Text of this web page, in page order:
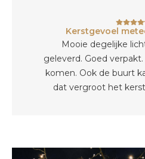
Kerstgevoel
Mooie degelijke
geleverd. Goed
komen. Ook de buurt
dat vergroot het